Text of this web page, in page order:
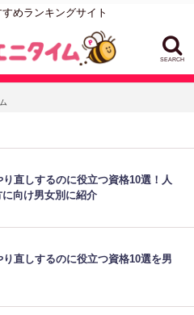
めランキングサイト
SEARCH
直しするのに役立つ資格10選！人
向け男女別に紹介
直しするのに役立つ資格10選を男